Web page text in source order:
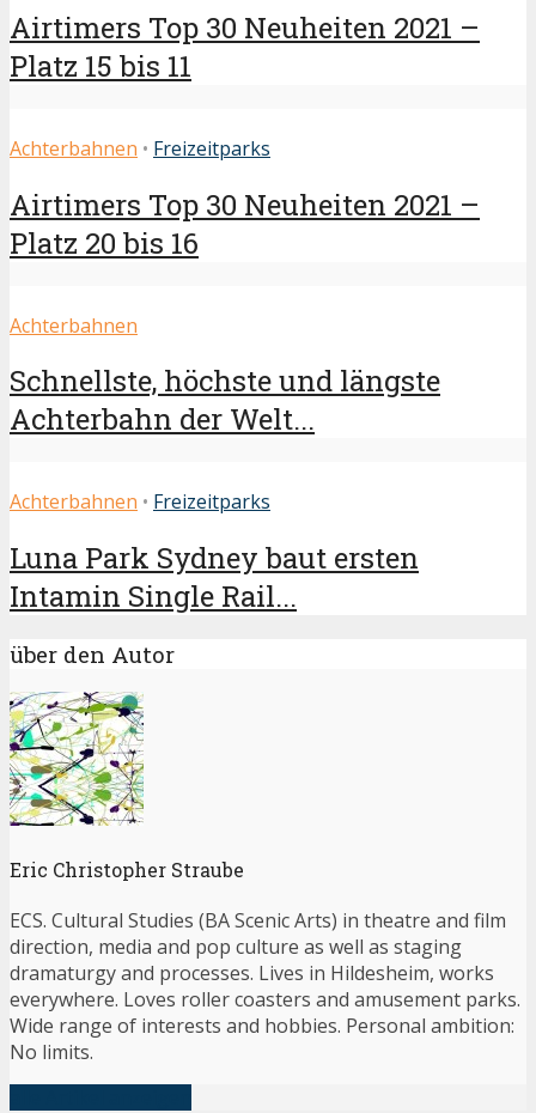
Airtimers Top 30 Neuheiten 2021 –
Platz 15 bis 11
Achterbahnen • Freizeitparks
Airtimers Top 30 Neuheiten 2021 –
Platz 20 bis 16
Achterbahnen
Schnellste, höchste und längste
Achterbahn der Welt...
Achterbahnen • Freizeitparks
Luna Park Sydney baut ersten
Intamin Single Rail...
über den Autor
Eric Christopher Straube
ECS. Cultural Studies (BA Scenic Arts) in theatre and film
direction, media and pop culture as well as staging
dramaturgy and processes. Lives in Hildesheim, works
everywhere. Loves roller coasters and amusement parks.
Wide range of interests and hobbies. Personal ambition:
No limits.